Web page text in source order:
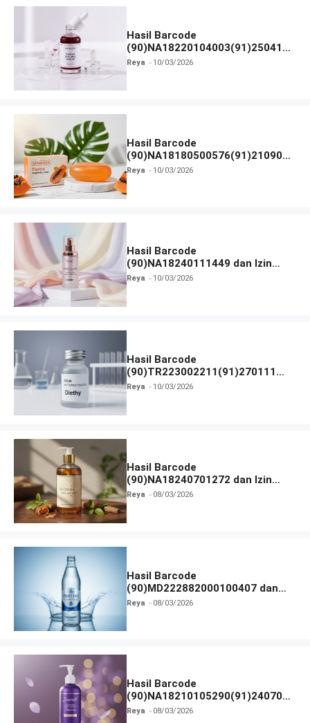
Hasil Barcode
(90)NA18220104003(91)250418
dan Izin BPOM
Reya 10/03/2026
Hasil Barcode
(90)NA18180500576(91)210906
dan Izin BPOM
Reya 10/03/2026
Hasil Barcode
(90)NA18240111449 dan Izin
BPOM
Reya 10/03/2026
Hasil Barcode
(90)TR223002211(91)270111
dan Izin BPOM
Reya 10/03/2026
Hasil Barcode
(90)NA18240701272 dan Izin
BPOM
Reya 08/03/2026
Hasil Barcode
(90)MD222882000100407 dan
Izin BPOM
Reya 08/03/2026
Hasil Barcode
(90)NA18210105290(91)240703
dan Izin BPOM
Reya 08/03/2026